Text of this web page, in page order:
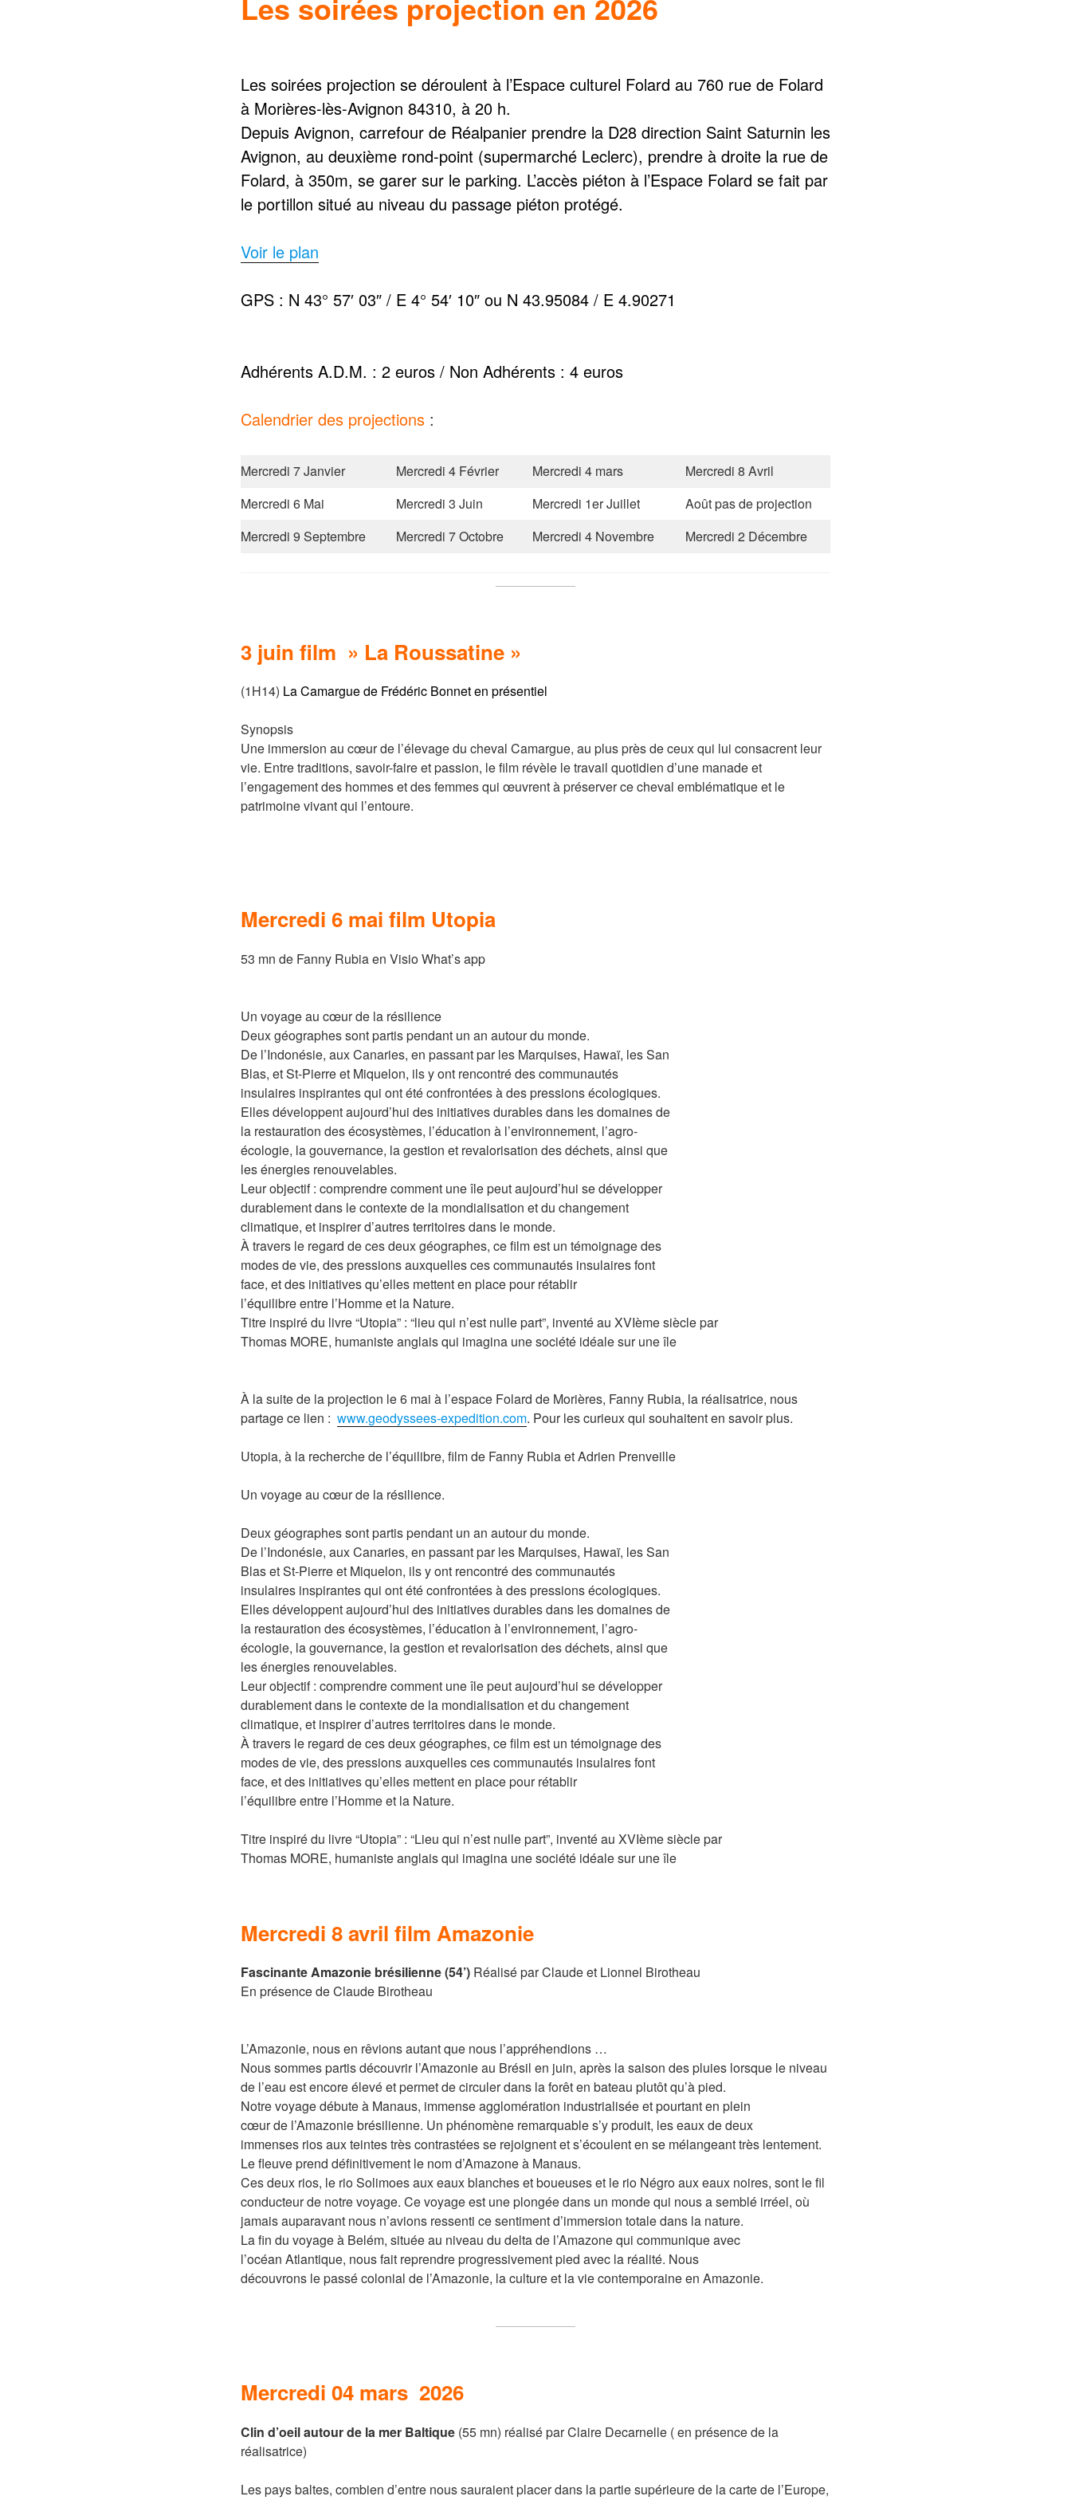
Les soirées projection se déroulent à l’Espace culturel Folard au 760 rue de Folard
à Morières-lès-Avignon 84310, à 20 h.
Depuis Avignon, carrefour de Réalpanier prendre la D28 direction Saint Saturnin les
Avignon, au deuxième rond-point (supermarché Leclerc), prendre à droite la rue de
Folard, à 350m, se garer sur le parking. L’accès piéton à l’Espace Folard se fait par
le portillon situé au niveau du passage piéton protégé.
Voir le plan
GPS : N 43° 57′ 03″ / E 4° 54′ 10″ ou N 43.95084 / E 4.90271
Adhérents A.D.M. : 2 euros / Non Adhérents : 4 euros
Calendrier des projections :
Mercredi 7 Janvier Mercredi 4 Février Mercredi 4 mars
Mercredi 8 Avril
Mercredi 6 Mai
Mercredi 3 Juin Mercredi 1er Juillet
Août pas de projection
Mercredi 9 Septembre
Mercredi 7 Octobre Mercredi 4 Novembre Mercredi 2 Décembre
3 juin film » La Roussatine »
(1H14) La Camargue de Frédéric Bonnet en présentiel
Synopsis
Une immersion au cœur de l’élevage du cheval Camargue, au plus près de ceux qui lui consacrent leur
vie. Entre traditions, savoir-faire et passion, le film révèle le travail quotidien d’une manade et
l’engagement des hommes et des femmes qui œuvrent à préserver ce cheval emblématique et le
patrimoine vivant qui l’entoure.
Mercredi 6 mai film Utopia
53 mn de Fanny Rubia en Visio What’s app
Un voyage au cœur de la résilience
Deux géographes sont partis pendant un an autour du monde.
De l’Indonésie, aux Canaries, en passant par les Marquises, Hawaï, les San
Blas, et St-Pierre et Miquelon, ils y ont rencontré des communautés
insulaires inspirantes qui ont été confrontées à des pressions écologiques.
Elles développent aujourd’hui des initiatives durables dans les domaines de
la restauration des écosystèmes, l’éducation à l’environnement, l’agro-
écologie, la gouvernance, la gestion et revalorisation des déchets, ainsi que
les énergies renouvelables.
Leur objectif : comprendre comment une île peut aujourd’hui se développer
durablement dans le contexte de la mondialisation et du changement
climatique, et inspirer d’autres territoires dans le monde.
À travers le regard de ces deux géographes, ce film est un témoignage des
modes de vie, des pressions auxquelles ces communautés insulaires font
face, et des initiatives qu’elles mettent en place pour rétablir
l’équilibre entre l’Homme et la Nature.
Titre inspiré du livre “Utopia” : “lieu qui n’est nulle part”, inventé au XVIème siècle par
Thomas MORE, humaniste anglais qui imagina une société idéale sur une île
À la suite de la projection le 6 mai à l’espace Folard de Morières, Fanny Rubia, la réalisatrice, nous
partage ce lien : www.geodyssees-expedition.com. Pour les curieux qui souhaitent en savoir plus.
Utopia, à la recherche de l’équilibre, film de Fanny Rubia et Adrien Prenveille
Un voyage au cœur de la résilience.
Deux géographes sont partis pendant un an autour du monde.
De l’Indonésie, aux Canaries, en passant par les Marquises, Hawaï, les San
Blas et St-Pierre et Miquelon, ils y ont rencontré des communautés
insulaires inspirantes qui ont été confrontées à des pressions écologiques.
Elles développent aujourd’hui des initiatives durables dans les domaines de
la restauration des écosystèmes, l’éducation à l’environnement, l’agro-
écologie, la gouvernance, la gestion et revalorisation des déchets, ainsi que
les énergies renouvelables.
Leur objectif : comprendre comment une île peut aujourd’hui se développer
durablement dans le contexte de la mondialisation et du changement
climatique, et inspirer d’autres territoires dans le monde.
À travers le regard de ces deux géographes, ce film est un témoignage des
modes de vie, des pressions auxquelles ces communautés insulaires font
face, et des initiatives qu’elles mettent en place pour rétablir
l’équilibre entre l’Homme et la Nature.
Titre inspiré du livre “Utopia” : “Lieu qui n’est nulle part”, inventé au XVIème siècle par
Thomas MORE, humaniste anglais qui imagina une société idéale sur une île
Mercredi 8 avril film Amazonie
Fascinante Amazonie brésilienne (54’) Réalisé par Claude et Lionnel Birotheau
En présence de Claude Birotheau
L’Amazonie, nous en rêvions autant que nous l’appréhendions …
Nous sommes partis découvrir l’Amazonie au Brésil en juin, après la saison des pluies lorsque le niveau
de l’eau est encore élevé et permet de circuler dans la forêt en bateau plutôt qu’à pied.
Notre voyage débute à Manaus, immense agglomération industrialisée et pourtant en plein
cœur de l’Amazonie brésilienne. Un phénomène remarquable s’y produit, les eaux de deux
immenses rios aux teintes très contrastées se rejoignent et s’écoulent en se mélangeant très lentement.
Le fleuve prend définitivement le nom d’Amazone à Manaus.
Ces deux rios, le rio Solimoes aux eaux blanches et boueuses et le rio Négro aux eaux noires, sont le fil
conducteur de notre voyage. Ce voyage est une plongée dans un monde qui nous a semblé irréel, où
jamais auparavant nous n’avions ressenti ce sentiment d’immersion totale dans la nature.
La fin du voyage à Belém, située au niveau du delta de l’Amazone qui communique avec
l’océan Atlantique, nous fait reprendre progressivement pied avec la réalité. Nous
découvrons le passé colonial de l’Amazonie, la culture et la vie contemporaine en Amazonie.
Mercredi 04 mars 2026
Clin d’oeil autour de la mer Baltique (55 mn) réalisé par Claire Decarnelle ( en présence de la
réalisatrice)
Les pays baltes, combien d’entre nous sauraient placer dans la partie supérieure de la carte de l’Europe,